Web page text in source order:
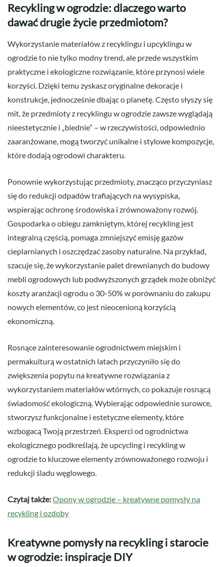
Recykling w ogrodzie: dlaczego warto
dawać drugie życie przedmiotom?
Wykorzystanie materiałów z recyklingu i upcyklingu w
ogrodzie to nie tylko modny trend, ale przede wszystkim
praktyczne i ekologiczne rozwiązanie, które przynosi wiele
korzyści. Dzięki temu zyskasz oryginalne dekoracje i
konstrukcje, jednocześnie dbając o planetę. Często słyszy się
mit, że przedmioty z recyklingu w ogrodzie zawsze wyglądają
nieestetycznie i „biednie” – w rzeczywistości, odpowiednio
zaaranżowane, mogą tworzyć unikalne i stylowe kompozycje,
które dodają ogrodowi charakteru.
Ponownie wykorzystując przedmioty, znacząco przyczyniasz
się do redukcji odpadów trafiających na wysypiska,
wspierając ochronę środowiska i zrównoważony rozwój.
Gospodarka o obiegu zamkniętym, której recykling jest
integralną częścią, pomaga zmniejszyć emisję gazów
cieplarnianych i oszczędzać zasoby naturalne. Na przykład,
szacuje się, że wykorzystanie palet drewnianych do budowy
mebli ogrodowych lub podwyższonych grządek może obniżyć
koszty aranżacji ogrodu o 30-50% w porównaniu do zakupu
nowych elementów, co jest nieocenioną korzyścią
ekonomiczną.
Rosnące zainteresowanie ogrodnictwem miejskim i
permakulturą w ostatnich latach przyczyniło się do
zwiększenia popytu na kreatywne rozwiązania z
wykorzystaniem materiałów wtórnych, co pokazuje rosnącą
świadomość ekologiczną. Wybierając odpowiednie surowce,
stworzysz funkcjonalne i estetyczne elementy, które
wzbogacą Twoją przestrzeń. Eksperci od ogrodnictwa
ekologicznego podkreślają, że upcycling i recykling w
ogrodzie to kluczowe elementy zrównoważonego rozwoju i
redukcji śladu węglowego.
Czytaj także:Opony w ogrodzie – kreatywne pomysły na
recykling i ozdoby
Kreatywne pomysły na recykling i starocie
w ogrodzie: inspiracje DIY